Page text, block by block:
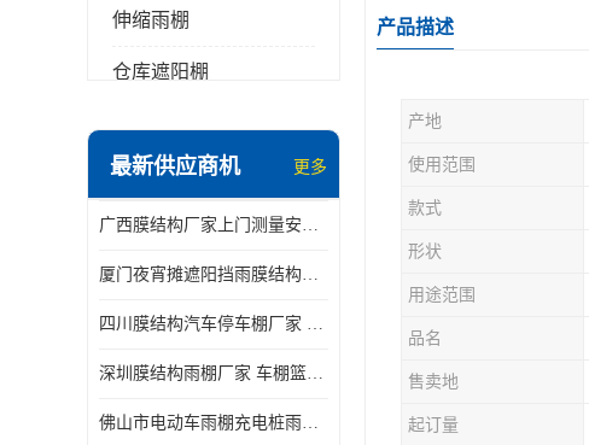
伸缩雨棚
仓库遮阳棚
电动推拉雨棚
膜结构停景观棚
最新供应商机 更多
广西膜结构厂家上门测量安装发货，厂家发货没有差价
厦门夜宵摊遮阳挡雨膜结构雨棚设计 上门测量 款式多
四川膜结构汽车停车棚厂家 款式多 提供报价
深圳膜结构雨棚厂家 车棚篮球场体育看台 规格多样
佛山市电动车雨棚充电桩雨棚小区电动车棚
产品描述
产地
使用范围
款式
形状
用途范围
品名
售卖地
起订量